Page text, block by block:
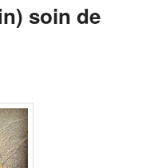
soin de